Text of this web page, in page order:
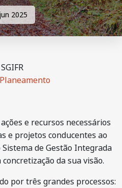
2025
Planeamento
e recursos necessários
e projetos conducentes ao
de Gestão Integrada
concretização da sua visão.
por três grandes processos: